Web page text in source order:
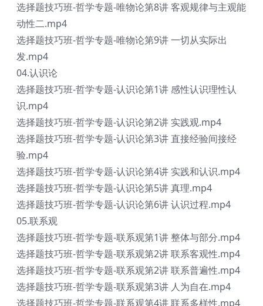
选择题技巧班-哲学专题-唯物论第8讲 客观规律与主观能
动性二.mp4
选择题技巧班-哲学专题-唯物论第9讲 一切从实际出
发.mp4
04.认识论
选择题技巧班-哲学专题-认识论第1讲 感性认识理性认
识.mp4
选择题技巧班-哲学专题-认识论第2讲 实践观.mp4
选择题技巧班-哲学专题-认识论第3讲 直接经验间接经
验.mp4
选择题技巧班-哲学专题-认识论第4讲 实践和认识.mp4
选择题技巧班-哲学专题-认识论第5讲 真理.mp4
选择题技巧班-哲学专题-认识论第6讲 认识过程.mp4
05.联系观
选择题技巧班-哲学专题-联系观第1讲 整体与部分.mp4
选择题技巧班-哲学专题-联系观第2讲 联系客观性.mp4
选择题技巧班-哲学专题-联系观第2讲 联系普遍性.mp4
选择题技巧班-哲学专题-联系观第3讲 人为自在.mp4
选择题技巧班-哲学专题-联系观第4讲 联系多样性.mp4